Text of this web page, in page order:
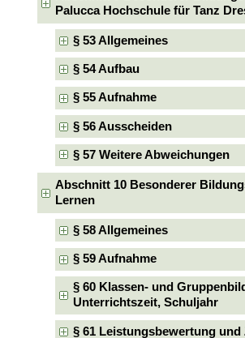
Palucca Hochschule für Tanz
§ 53 Allgemeines
§ 54 Aufbau
§ 55 Aufnahme
§ 56 Ausscheiden
§ 57 Weitere Abweichungen
Abschnitt 10 Besonderer
Lernen
§ 58 Allgemeines
§ 59 Aufnahme
§ 60 Klassen- und
Unterrichtszeit, Schuljahr
§ 61 Leistungsbewertung und